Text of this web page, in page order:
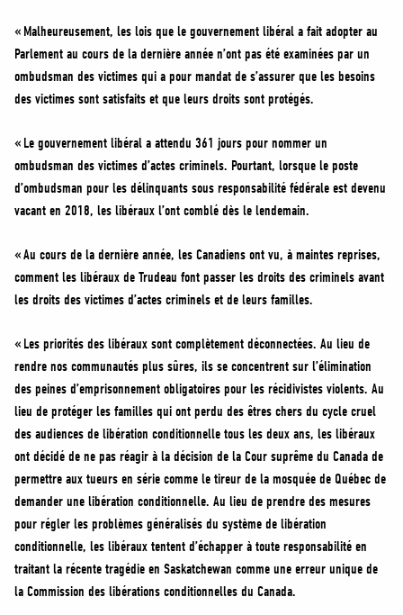
« Malheureusement, les lois que le gouvernement libéral a fait adopter au
Parlement au cours de la dernière année n’ont pas été examinées par un
ombudsman des victimes qui a pour mandat de s’assurer que les besoins
des victimes sont satisfaits et que leurs droits sont protégés.
« Le gouvernement libéral a attendu 361 jours pour nommer un
ombudsman des victimes d’actes criminels. Pourtant, lorsque le poste
d’ombudsman pour les délinquants sous responsabilité fédérale est devenu
vacant en 2018, les libéraux l’ont comblé dès le lendemain.
« Au cours de la dernière année, les Canadiens ont vu, à maintes reprises,
comment les libéraux de Trudeau font passer les droits des criminels avant
les droits des victimes d’actes criminels et de leurs familles.
« Les priorités des libéraux sont complètement déconnectées. Au lieu de
rendre nos communautés plus sûres, ils se concentrent sur l’élimination
des peines d’emprisonnement obligatoires pour les récidivistes violents. Au
lieu de protéger les familles qui ont perdu des êtres chers du cycle cruel
des audiences de libération conditionnelle tous les deux ans, les libéraux
ont décidé de ne pas réagir à la décision de la Cour suprême du Canada de
permettre aux tueurs en série comme le tireur de la mosquée de Québec de
demander une libération conditionnelle. Au lieu de prendre des mesures
pour régler les problèmes généralisés du système de libération
conditionnelle, les libéraux tentent d’échapper à toute responsabilité en
traitant la récente tragédie en Saskatchewan comme une erreur unique de
la Commission des libérations conditionnelles du Canada.